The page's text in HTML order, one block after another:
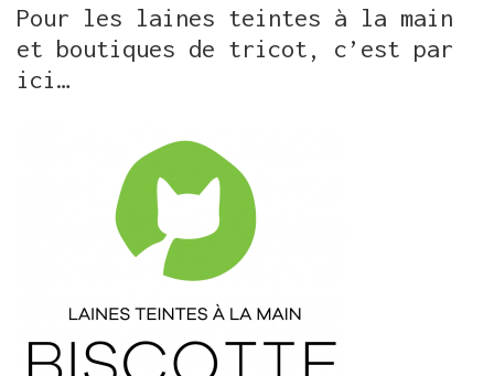
Pour les laines teintes à la main
et boutiques de tricot, c’est par
ici…